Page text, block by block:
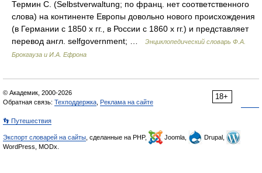
Термин С. (Selbstverwaltung; по франц. нет соответственного
слова) на континенте Европы довольно нового происхождения
(в Германии с 1850 х гг., в России с 1860 х гг.) и представляет
перевод англ. selfgovernment; …
Энциклопедический словарь Ф.А.
Брокгауза и И.А. Ефрона
18+
© Академик, 2000-2026
Обратная связь: Техподдержка Реклама на сайте
👣 Путешествия
Экспорт словарей на сайты , сделанные на PHP, Joomla,
Drupal,
WordPress, MODx.